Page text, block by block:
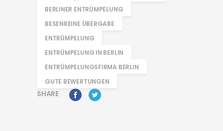
BERLINER ENTRÜMPELUNG
BESENREINE ÜBERGABE
ENTRÜMPELUNG
ENTRÜMPELUNG IN BERLIN
ENTRÜMPELUNGSFIRMA BERLIN
GUTE BEWERTUNGEN
SHARE